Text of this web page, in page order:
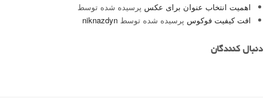
اهمیت انتخاب عنوان برای عکس پرسیده شده توسط
افت کیفیت فوکوس پرسیده شده توسط niknazdyn
دنبال کنندگان